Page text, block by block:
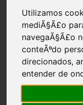
Utilizamos
mediÃ§Ã£o
navegaÃ§Ã£o
conteÃºdo
direcionados,
entender de
Clipes com
Clipes
Liebling”